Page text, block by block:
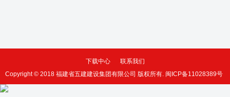
下载中心
联系我们
Copyright © 2018 福建省五建建设集团有限公司 版权所有. 闽ICP备11028389号